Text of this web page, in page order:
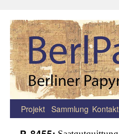
Zum
Projekt Sammlung Kontakt